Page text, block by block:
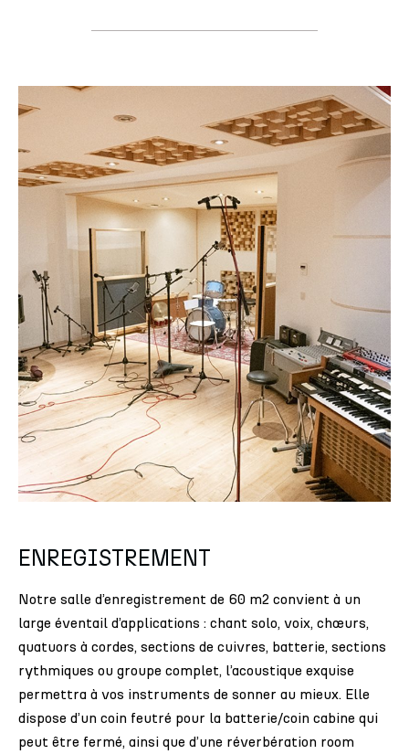
ENREGISTREMENT
Notre salle d’enregistrement de 60 m2 convient à un
large éventail d’applications : chant solo, voix, chœurs,
quatuors à cordes, sections de cuivres, batterie, sections
rythmiques ou groupe complet, l’acoustique exquise
permettra à vos instruments de sonner au mieux. Elle
dispose d’un coin feutré pour la batterie/coin cabine qui
peut être fermé, ainsi que d’une réverbération room